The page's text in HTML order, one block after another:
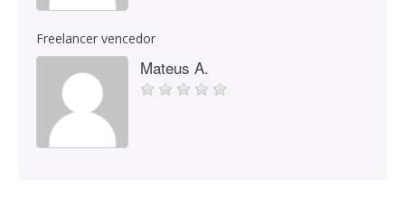
Freelancer vencedor
Mateus A.